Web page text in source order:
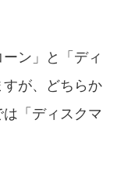
ン」と「ディ
が、どちらか
「ディスクマ